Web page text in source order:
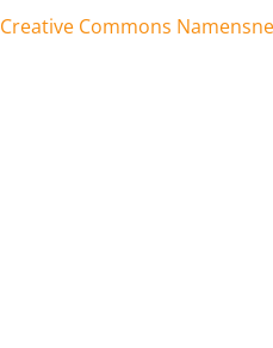
Creative Commons